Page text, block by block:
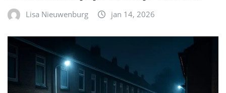
Lisa Nieuwenburg jan 14, 2026